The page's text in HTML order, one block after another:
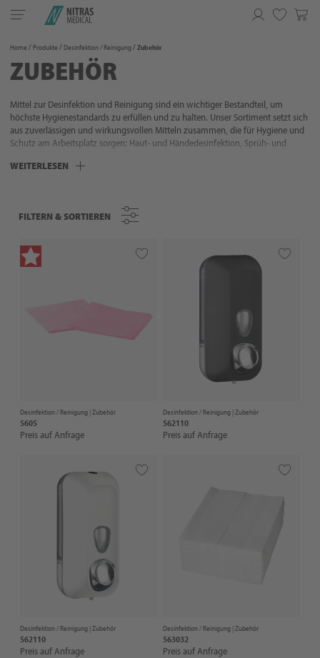
Toggle
Home Produkte Desinfektion / Reinigung Zubehör
ZUBEHÖR
Mittel zur Desinfektion und Reinigung sind ein wichtiger Bestandteil, um
höchste Hygienestandards zu erfüllen und zu halten. Unser Sortiment setzt sich
aus zuverlässigen und wirkungsvollen Mitteln zusammen, die für Hygiene und
Schutz am Arbeitsplatz sorgen: Haut- und Händedesinfektion, Sprüh- und
und Waschcremes. Mit Desinfektions- und Reinigungsmitteln von NITRAS sind
WEITERLESEN
FILTERN & SORTIEREN
FILTERN & SORTIEREN
Desinfektion / Reinigung |Zubehör
5605
Preis auf Anfrage
Desinfektion / Reinigung |Zubehör
562110
Preis auf Anfrage
Desinfektion / Reinigung |Zubehör
562110
Preis auf Anfrage
Desinfektion / Reinigung |Zubehör
563032
Preis auf Anfrage